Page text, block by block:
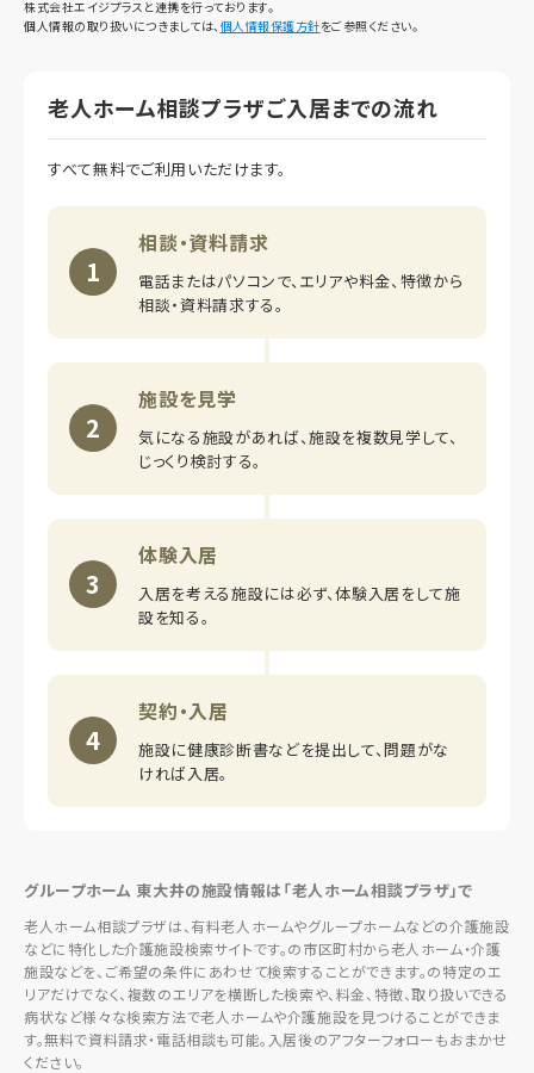
株式会社エイジプラスと連携を行っております。
個人情報の取り扱いにつきましては、 個人情報保護方針をご参照ください。
老人ホーム相談プラザご入居までの流れ
すべて無料でご利用いただけます。
1
相談・資料請求
電話またはパソコンで、エリアや料金、特徴から
相談・資料請求する。
2
施設を見学
気になる施設があれば、施設を複数見学して、
じっくり検討する。
3
体験入居
入居を考える施設には必ず、体験入居をして施
設を知る。
4
契約・入居
施設に健康診断書などを提出して、問題がな
ければ入居。
グループホーム 東大井の施設情報は「老人ホーム相談プラザ」で
老人ホーム相談プラザは、有料老人ホームやグループホームなどの介護施設
などに特化した介護施設検索サイトです。の市区町村から老人ホーム・介護
施設などを、ご希望の条件にあわせて検索することができます。の特定のエ
リアだけでなく、複数のエリアを横断した検索や、料金、特徴、取り扱いできる
病状など様々な検索方法で老人ホームや介護施設を見つけることができま
す。無料で資料請求・電話相談も可能。入居後のアフターフォローもおまかせ
ください。